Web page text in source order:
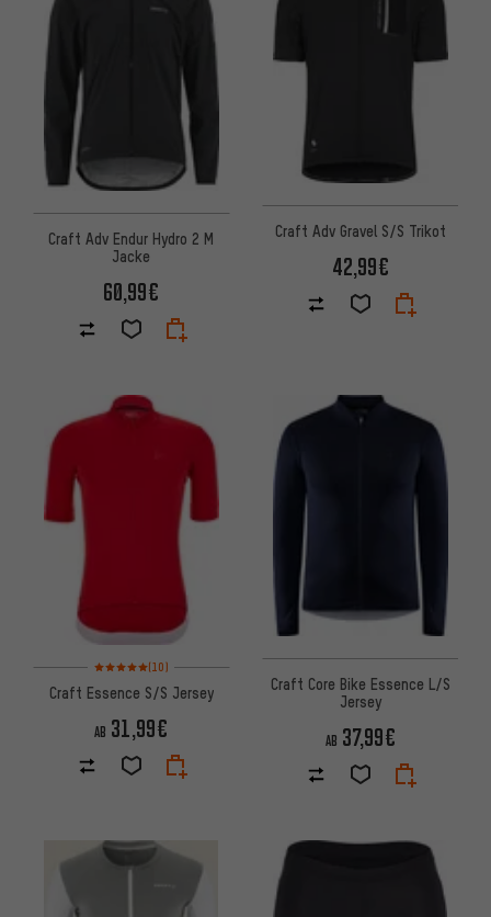
Craft Adv Endur Hydro 2 M
Jacke
60,99€
Craft Adv Gravel S/S Trikot
42,99€
Bewertungen: 5 von 5 basierend auf 10 Bewertungen
(10)
Craft Essence S/S Jersey
AB 31,99€
Craft Core Bike Essence L/S
Jersey
AB 37,99€